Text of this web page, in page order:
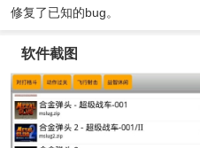
修复了已知的bug。
软件截图